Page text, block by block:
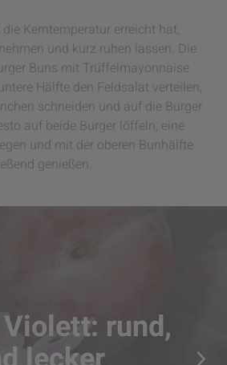
Kerntemperatur erreicht hat,
und kurz ruhen lassen. Die
Buns mit Trüffelmayonnaise
Hälfte den Feldsalat verteilen,
schneiden und auf die Burger
auf beide Burger löffeln, eine
und mit der oberen Bunhälfte
genießen.
rund,